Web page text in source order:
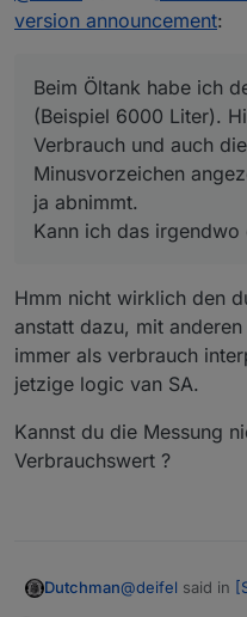
A device reset
Issue 9 My
Verify if the
Go to tab
Change
Exit expert
Ensure the
Start SA
Ensure the
These
settings
Please
>=
>= YearStart
Verify
Beim Öltank habe
Inhalt des Tanks ja
Kann ich das
version announcement:
Beim Öltank habe ich
(Beispiel 6000 Liter).
Verbrauch und auch
Minusvorzeichen
ja abnimmt.
Kann ich das irgendwo
Hmm nicht wirklich den
anstatt dazu, mit
immer als verbrauch
jetzige logic van SA.
Kannst du die Messung
Verbrauchswert ?
Dutchman@deifel said in